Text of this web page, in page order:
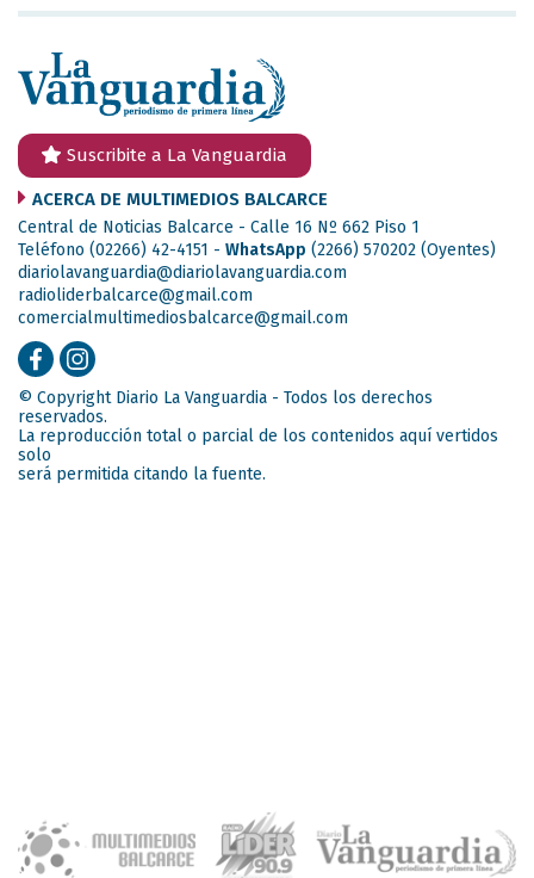
Suscribite a La Vanguardia
ACERCA DE MULTIMEDIOS BALCARCE
Central de Noticias Balcarce - Calle 16 Nº 662 Piso 1
Teléfono (02266) 42-4151 - WhatsApp (2266) 570202 (Oyentes)
diariolavanguardia@diariolavanguardia.com
radioliderbalcarce@gmail.com
comercialmultimediosbalcarce@gmail.com
© Copyright Diario La Vanguardia - Todos los derechos
reservados.
La reproducción total o parcial de los contenidos aquí vertidos
solo
será permitida citando la fuente.